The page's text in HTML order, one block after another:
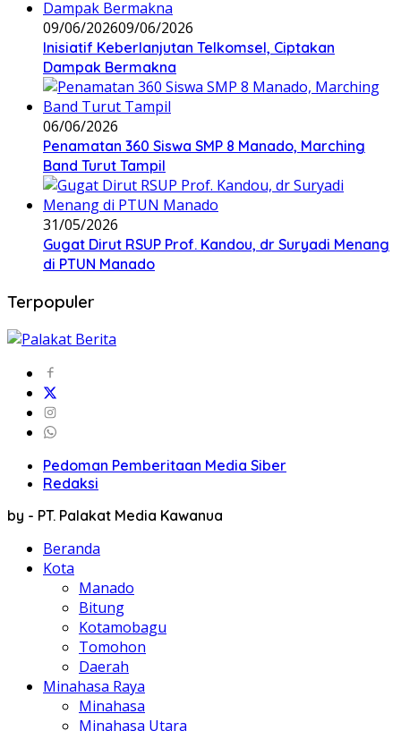
09/06/202609/06/2026
Inisiatif Keberlanjutan Telkomsel, Ciptakan
Dampak Bermakna
06/06/2026
Penamatan 360 Siswa SMP 8 Manado, Marching
Band Turut Tampil
31/05/2026
Gugat Dirut RSUP Prof. Kandou, dr Suryadi Menang
di PTUN Manado
Terpopuler
Pedoman Pemberitaan Media Siber
Redaksi
by - PT. Palakat Media Kawanua
Beranda
Kota
Manado
Bitung
Kotamobagu
Tomohon
Daerah
Minahasa Raya
Minahasa
Minahasa Utara